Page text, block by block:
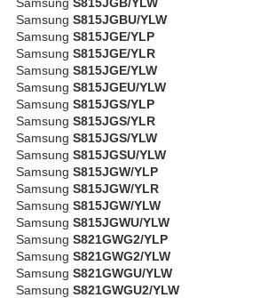
Samsung S815JGBU/YLW
Samsung S815JGE/YLP
Samsung S815JGE/YLR
Samsung S815JGE/YLW
Samsung S815JGEU/YLW
Samsung S815JGS/YLP
Samsung S815JGS/YLR
Samsung S815JGS/YLW
Samsung S815JGSU/YLW
Samsung S815JGW/YLP
Samsung S815JGW/YLR
Samsung S815JGW/YLW
Samsung S815JGWU/YLW
Samsung S821GWG2/YLP
Samsung S821GWG2/YLW
Samsung S821GWGU/YLW
Samsung S821GWGU2/YLW